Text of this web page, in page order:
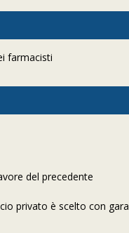
farmacisti
del precedente
privato è scelto con gara